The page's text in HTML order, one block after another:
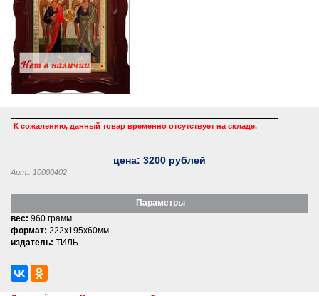
К сожалению, данный товар временно отсутствует на складе.
цена: 3200 рублей
Арт.: 10000402
Параметры
вес: 960 грамм
формат: 222x195x60мм
издатель: ТИЛЬ